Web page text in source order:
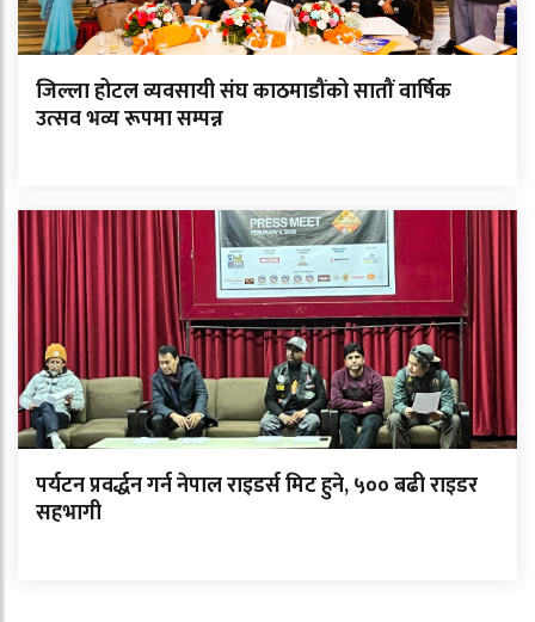
जिल्ला होटल व्यवसायी संघ काठमाडौंको सातौं वार्षिक
उत्सव भव्य रूपमा सम्पन्न
पर्यटन प्रवर्द्धन गर्न नेपाल राइडर्स मिट हुने, ५०० बढी राइडर
सहभागी